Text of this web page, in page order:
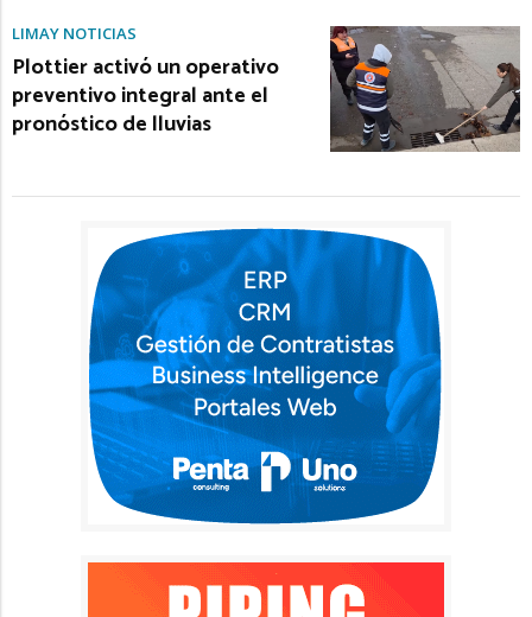
LIMAY NOTICIAS
Plottier activó un operativo
preventivo integral ante el
pronóstico de lluvias